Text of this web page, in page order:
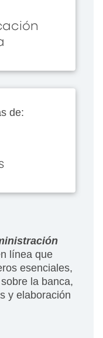
de:
línea que
esenciales,
la banca,
y elaboración